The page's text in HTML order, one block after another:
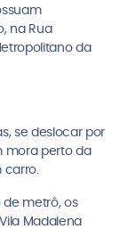
na Rua
da
se deslocar por
mora perto da
carro.
metrô, os
Madalena